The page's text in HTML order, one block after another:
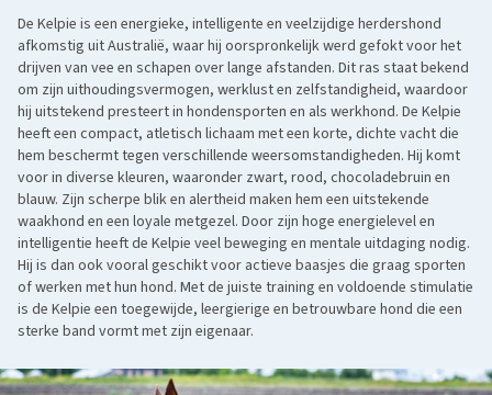
De Kelpie is een energieke, intelligente en veelzijdige herdershond
afkomstig uit Australië, waar hij oorspronkelijk werd gefokt voor het
drijven van vee en schapen over lange afstanden. Dit ras staat bekend
om zijn uithoudingsvermogen, werklust en zelfstandigheid, waardoor
hij uitstekend presteert in hondensporten en als werkhond. De Kelpie
heeft een compact, atletisch lichaam met een korte, dichte vacht die
hem beschermt tegen verschillende weersomstandigheden. Hij komt
voor in diverse kleuren, waaronder zwart, rood, chocoladebruin en
blauw. Zijn scherpe blik en alertheid maken hem een uitstekende
waakhond en een loyale metgezel. Door zijn hoge energielevel en
intelligentie heeft de Kelpie veel beweging en mentale uitdaging nodig.
Hij is dan ook vooral geschikt voor actieve baasjes die graag sporten
of werken met hun hond. Met de juiste training en voldoende stimulatie
is de Kelpie een toegewijde, leergierige en betrouwbare hond die een
sterke band vormt met zijn eigenaar.